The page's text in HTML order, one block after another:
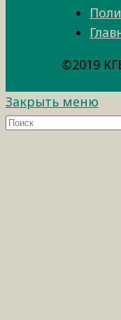
©2019
Закрыть меню